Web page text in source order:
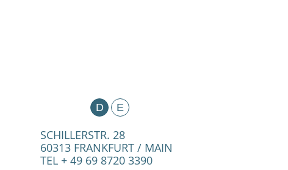
D E
SCHILLERSTR. 28
60313 FRANKFURT / MAIN
TEL + 49 69 8720 3390